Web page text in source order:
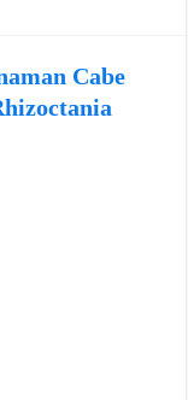
Cabe